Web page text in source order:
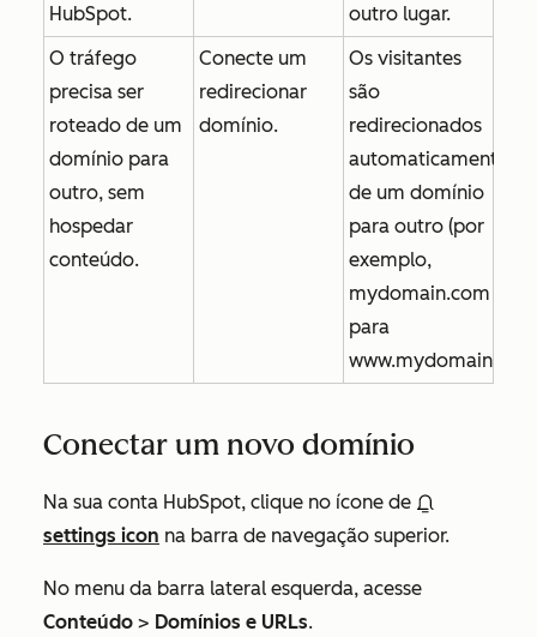
HubSpot.
outro lugar.
O tráfego
precisa ser
roteado de um
domínio para
outro, sem
hospedar
conteúdo.
Conecte um
redirecionar
domínio.
Os visitantes
são
redirecionados
automaticamente
de um domínio
para outro (por
exemplo,
mydomain.com
para
www.mydomain.com
Conectar um novo domínio
Na sua conta HubSpot, clique no ícone de
settings icon na barra de navegação superior.
No menu da barra lateral esquerda, acesse
Conteúdo > Domínios e URLs.